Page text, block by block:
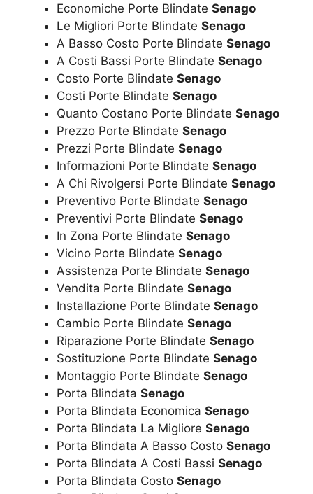
Economiche Porte Blindate Senago
Le Migliori Porte Blindate Senago
A Basso Costo Porte Blindate Senago
A Costi Bassi Porte Blindate Senago
Costo Porte Blindate Senago
Costi Porte Blindate Senago
Quanto Costano Porte Blindate Senago
Prezzo Porte Blindate Senago
Prezzi Porte Blindate Senago
Informazioni Porte Blindate Senago
A Chi Rivolgersi Porte Blindate Senago
Preventivo Porte Blindate Senago
Preventivi Porte Blindate Senago
In Zona Porte Blindate Senago
Vicino Porte Blindate Senago
Assistenza Porte Blindate Senago
Vendita Porte Blindate Senago
Installazione Porte Blindate Senago
Cambio Porte Blindate Senago
Riparazione Porte Blindate Senago
Sostituzione Porte Blindate Senago
Montaggio Porte Blindate Senago
Porta Blindata Senago
Porta Blindata Economica Senago
Porta Blindata La Migliore Senago
Porta Blindata A Basso Costo Senago
Porta Blindata A Costi Bassi Senago
Porta Blindata Costo Senago